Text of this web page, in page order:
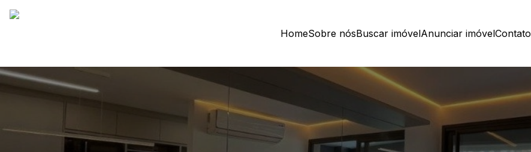
HomeSobre nósBuscar imóvelAnunciar imóvelContato